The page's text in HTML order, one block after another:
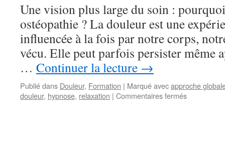
Une vision plus large du soin :
ostéopathie ? La douleur est une
influencée à la fois par notre corps,
vécu. Elle peut parfois persister même
… Continuer la lecture →
Publié dans Douleur, Formation | Marqué avecapproche
douleur, hypnose, relaxation | Commentaires ferméssur